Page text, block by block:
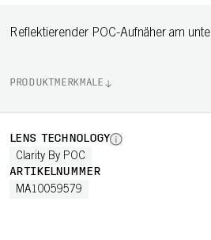
Reflektierender POC-Aufnäher am
PRODUKTMERKMALE
LENS TECHNOLOGY
Clarity By POC
ARTIKELNUMMER
MA10059579